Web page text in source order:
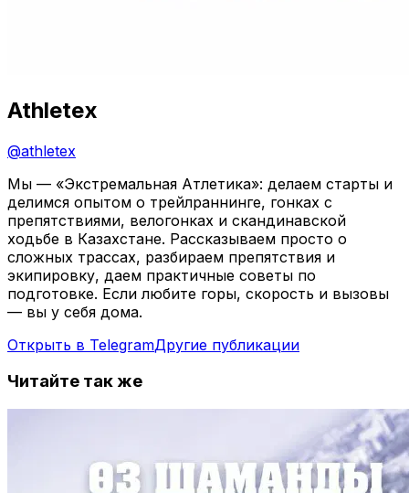
Athletex
@athletex
Мы — «Экстремальная Атлетика»: делаем старты и
делимся опытом о трейлраннинге, гонках с
препятствиями, велогонках и скандинавской
ходьбе в Казахстане. Рассказываем просто о
сложных трассах, разбираем препятствия и
экипировку, даем практичные советы по
подготовке. Если любите горы, скорость и вызовы
— вы у себя дома.
Открыть в TelegramДругие публикации
Читайте так же